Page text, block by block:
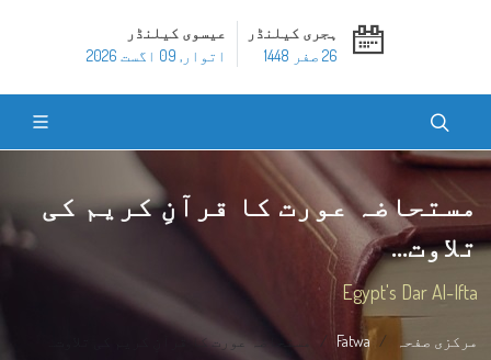
ہجری کیلنڈر
26 صفر 1448
عیسوی کیلنڈر
اتوار, 09 اگست 2026
مستحاضہ عورت کا قرآنِ کریم کی
تلاوت...
Egypt's Dar Al-Ifta
مرکزی صفحہ Fatwa مستحاضہ عورت کا قرآنِ کریم کی تلاوت...